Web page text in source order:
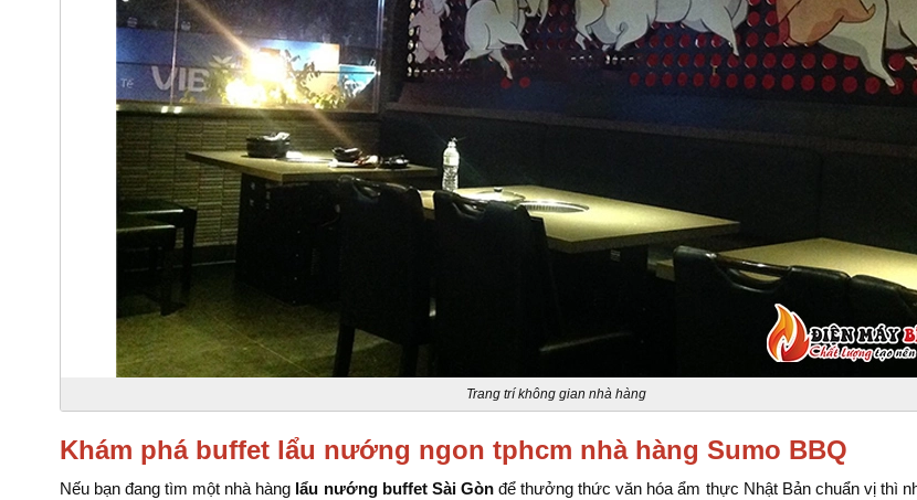
Trang trí không gian nhà hàng
Khám phá buffet lẩu nướng ngon tphcm nhà hàng Sumo BBQ
Nếu bạn đang tìm một nhà hàng lẩu nướng buffet Sài Gònđể thưởng thức văn hóa ẩm thực Nhật Bản chuẩn vị thì